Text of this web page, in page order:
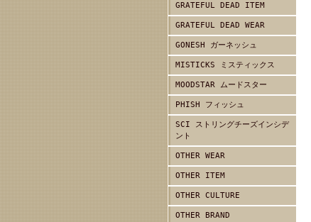
GRATEFUL DEAD ITEM
GRATEFUL DEAD WEAR
GONESH ガーネッシュ
MISTICKS ミスティックス
MOODSTAR ムードスター
PHISH フィッシュ
SCI ストリングチーズインシデ
ント
OTHER WEAR
OTHER ITEM
OTHER CULTURE
OTHER BRAND